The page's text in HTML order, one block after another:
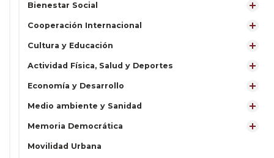
Bienestar Social
Cooperación Internacional
Cultura y Educación
Actividad Física, Salud y Deportes
Economía y Desarrollo
Medio ambiente y Sanidad
Memoria Democrática
Movilidad Urbana